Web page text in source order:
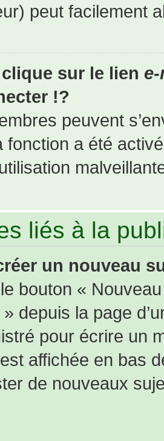
peut facilement
sur le lien
!?
peuvent
fonction a été
liés à la
un nouveau
bouton «
depuis la page
pour écrire un
affichée en bas
de nouveaux